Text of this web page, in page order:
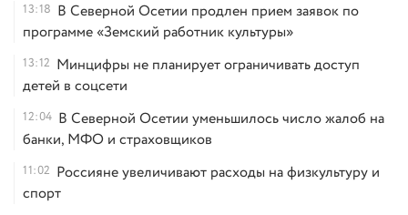
13:18 В Северной Осетии продлен прием заявок по
программе «Земский работник культуры»
13:12 Минцифры не планирует ограничивать доступ
детей в соцсети
12:04 В Северной Осетии уменьшилось число жалоб на
банки, МФО и страховщиков
11:02 Россияне увеличивают расходы на физкультуру и
спорт